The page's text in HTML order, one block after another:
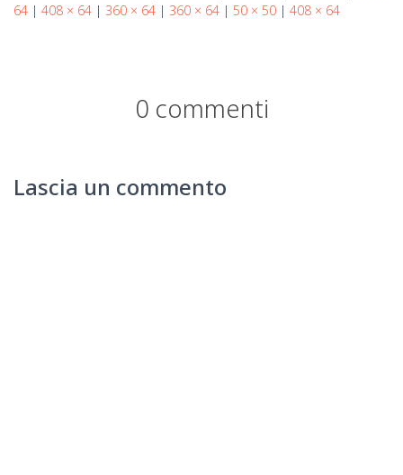
64 | 408 × 64 | 360 × 64 | 360 × 64 | 50 × 50 | 408 × 64
0 commenti
Lascia un commento